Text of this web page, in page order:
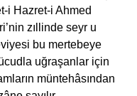
i Hazret-i Ahmed
zıllinde seyr u
bu mertebeye
uğraşanlar için
müntehâsından